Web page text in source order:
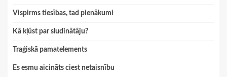
Vispirms tiesības, tad pienākumi
Kā kļūst par sludinātāju?
Traģiskā pamatelements
Es esmu aicināts ciest netaisnību